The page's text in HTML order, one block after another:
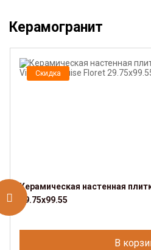
Керамогранит
Скидка
Керамическая настенная
29.75x99.55
В